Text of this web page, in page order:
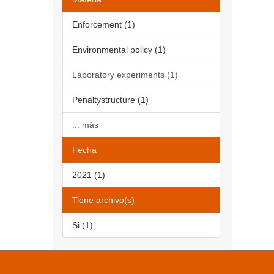
Enforcement (1)
Environmental policy (1)
Laboratory experiments (1)
Penaltystructure (1)
... más
Fecha
2021 (1)
Tiene archivo(s)
Si (1)